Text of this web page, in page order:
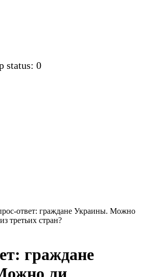
status: 0
ответ: граждане Украины. Можно
третьих стран?
граждане